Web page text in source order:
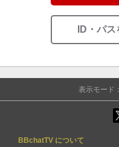
ID・パ
表示モード
BBchatTV について